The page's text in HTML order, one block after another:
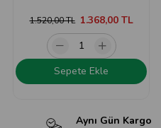
1.368,00 TL
1.520,00 TL
Sepete Ekle
Aynı Gün Kargo